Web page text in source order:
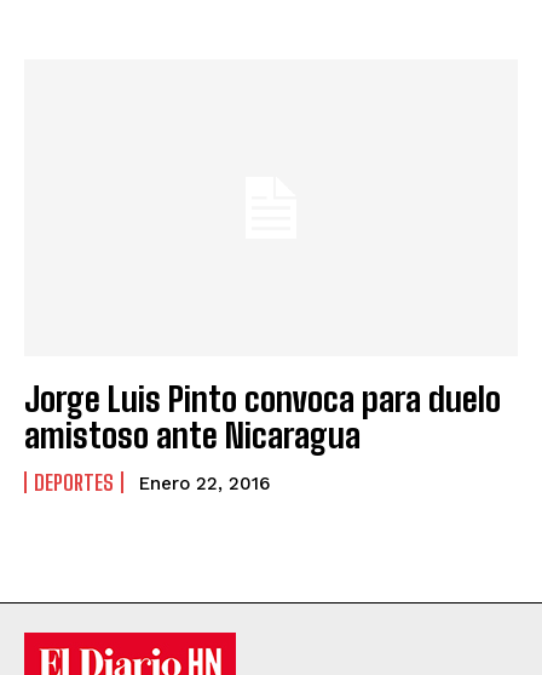
Jorge Luis Pinto convoca para duelo
amistoso ante Nicaragua
DEPORTES Enero 22, 2016